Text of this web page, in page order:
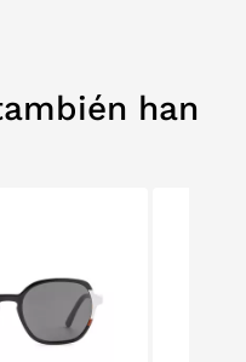
han